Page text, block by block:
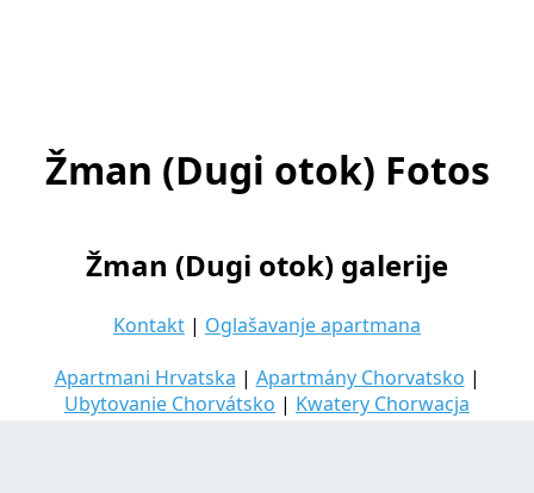
Žman (Dugi otok) Fotos
Žman (Dugi otok) galerije
Kontakt | Oglašavanje apartmana
Apartmani Hrvatska | Apartmány Chorvatsko |
Ubytovanie Chorvátsko | Kwatery Chorwacja